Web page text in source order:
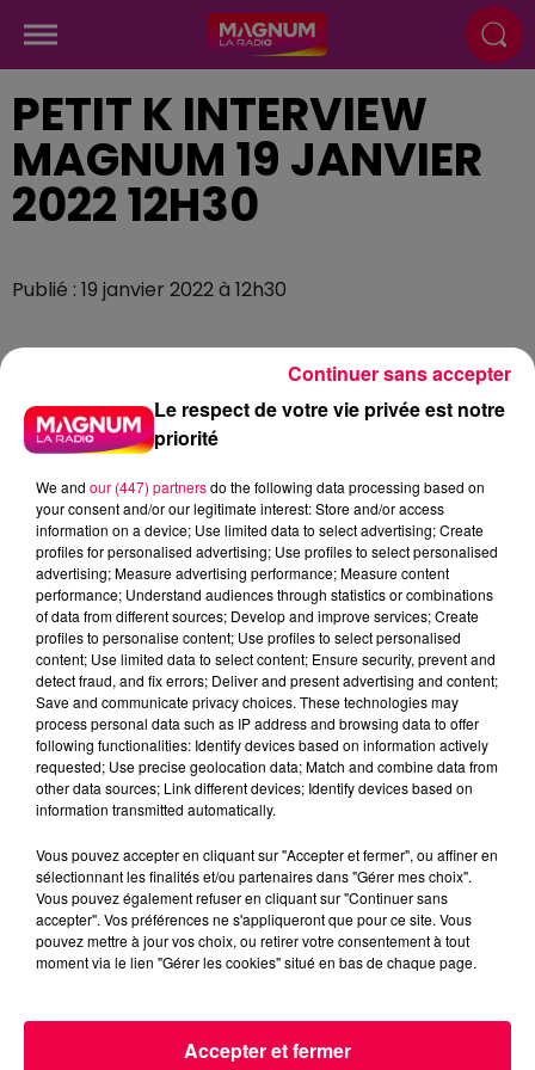
PETIT K INTERVIEW
MAGNUM 19 JANVIER
2022 12H30
Publié : 19 janvier 2022 à 12h30
2022/01/20220109_PETIT-K-INTERVIEW-MAGNUM-19-
Janvier-2022-12h30.mp3
JEUX PODCASTS
Le respect de votre vie privée est notre
priorité
We and our (447) partnersdo the following data processing based on
your consent and/or our legitimate interest: Store and/or access
information on a device; Use limited data to select advertising; Create
profiles for personalised advertising; Use profiles to select personalised
advertising; Measure advertising performance; Measure content
performance; Understand audiences through statistics or combinations
of data from different sources; Develop and improve services; Create
profiles to personalise content; Use profiles to select personalised
content; Use limited data to select content; Ensure security, prevent and
detect fraud, and fix errors; Deliver and present advertising and content;
Save and communicate privacy choices. These technologies may
process personal data such as IP address and browsing data to offer
following functionalities: Identify devices based on information actively
requested; Use precise geolocation data; Match and combine data from
other data sources; Link different devices; Identify devices based on
information transmitted automatically.
Vous pouvez accepter en cliquant sur "Accepter et fermer", ou affiner en
sélectionnant les finalités et/ou partenaires dans "Gérer mes choix".
Vous pouvez également refuser en cliquant sur "Continuer sans
accepter". Vos préférences ne s'appliqueront que pour ce site. Vous
pouvez mettre à jour vos choix, ou retirer votre consentement à tout
moment via le lien "Gérer les cookies" situé en bas de chaque page.
Accepter et fermer
Continuer sans accepter